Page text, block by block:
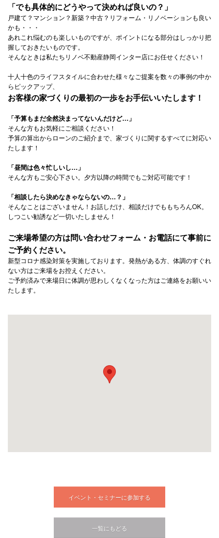
「でも具体的にどうやって決めれば良いの？」
戸建て？マンション？新築？中古？リフォーム・リノベーションも良い
かも・・・
あれこれ悩むのも楽しいものですが、ポイントになる部分はしっかり把
握しておきたいものです。
そんなときは私たちリノベ不動産静岡インター店にお任せください！
十人十色のライフスタイルに合わせた様々なご提案を数々の事例の中か
らピックアップ、
お客様の家づくりの最初の一歩をお手伝いいたします！
「予算もまだ全然決まってないんだけど…」
そんな方もお気軽にご相談ください！
予算の算出からローンのご紹介まで、家づくりに関するすべてに対応い
たします！
「昼間は色々忙しいし…」
そんな方もご安心下さい。夕方以降の時間でもご対応可能です！
「相談したら決めなきゃならないの…？」
そんなことはございません！お話しだけ、相談だけでももちろんOK。
しつこい勧誘など一切いたしません！
ご来場希望の方は問い合わせフォーム・お電話にて事前に
ご予約ください。
新型コロナ感染対策を実施しております。発熱がある方、体調のすぐれ
ない方はご来場をお控えください。
ご予約済みで来場日に体調が思わしくなくなった方はご連絡をお願いい
たします。
イベント・セミナーに参加する
一覧にもどる